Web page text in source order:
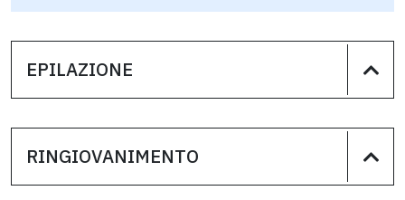
EPILAZIONE
RINGIOVANIMENTO